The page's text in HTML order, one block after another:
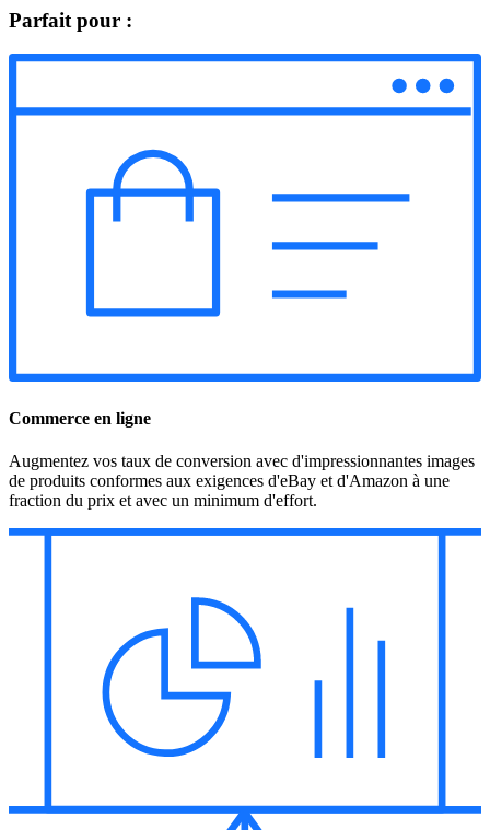
Parfait pour :
Commerce en ligne
Augmentez vos taux de conversion avec d'impressionnantes images
de produits conformes aux exigences d'eBay et d'Amazon à une
fraction du prix et avec un minimum d'effort.